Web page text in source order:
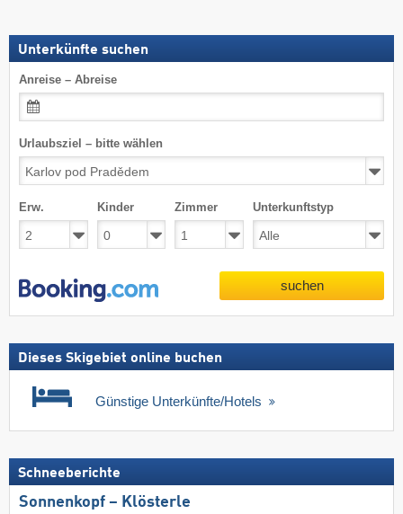
Unterkünfte suchen
Anreise – Abreise
Urlaubsziel – bitte wählen
Erw. Kinder Zimmer Unterkunftstyp
suchen
Dieses Skigebiet online buchen
Günstige Unterkünfte/Hotels
Schneeberichte
Sonnenkopf – Klösterle